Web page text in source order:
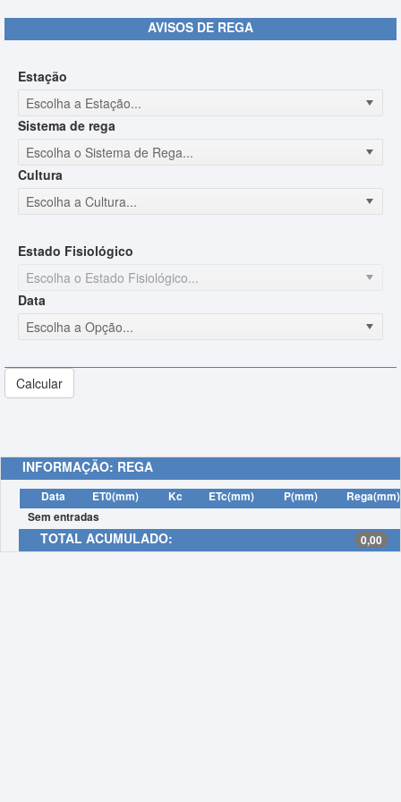
AVISOS DE REGA
Estação
Escolha a Estação...
Sistema de rega
Escolha o Sistema de Rega...
Cultura
Escolha a Cultura...
Estado Fisiológico
Escolha o Estado Fisiológico...
Data
Escolha a Opção...
Calcular
INFORMAÇÃO: REGA
Data ET0(mm) Kc ETc(mm) P(mm)
Rega(mm)
Sem entradas
TOTAL ACUMULADO: 0,00